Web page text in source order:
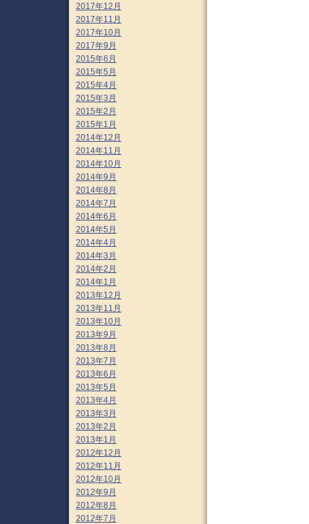
2017年12月
2017年11月
2017年10月
2017年9月
2015年6月
2015年5月
2015年4月
2015年3月
2015年2月
2015年1月
2014年12月
2014年11月
2014年10月
2014年9月
2014年8月
2014年7月
2014年6月
2014年5月
2014年4月
2014年3月
2014年2月
2014年1月
2013年12月
2013年11月
2013年10月
2013年9月
2013年8月
2013年7月
2013年6月
2013年5月
2013年4月
2013年3月
2013年2月
2013年1月
2012年12月
2012年11月
2012年10月
2012年9月
2012年8月
2012年7月